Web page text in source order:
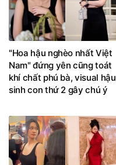
"Hoa hậu nghèo nhất Việt
Nam" đứng yên cũng toát
khí chất phú bà, visual hậu
sinh con thứ 2 gây chú ý